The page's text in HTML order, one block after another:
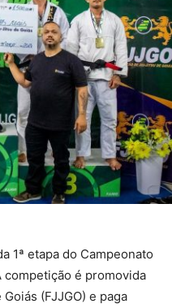
1ª etapa do Campeonato
é promovida
(FJJGO) e paga